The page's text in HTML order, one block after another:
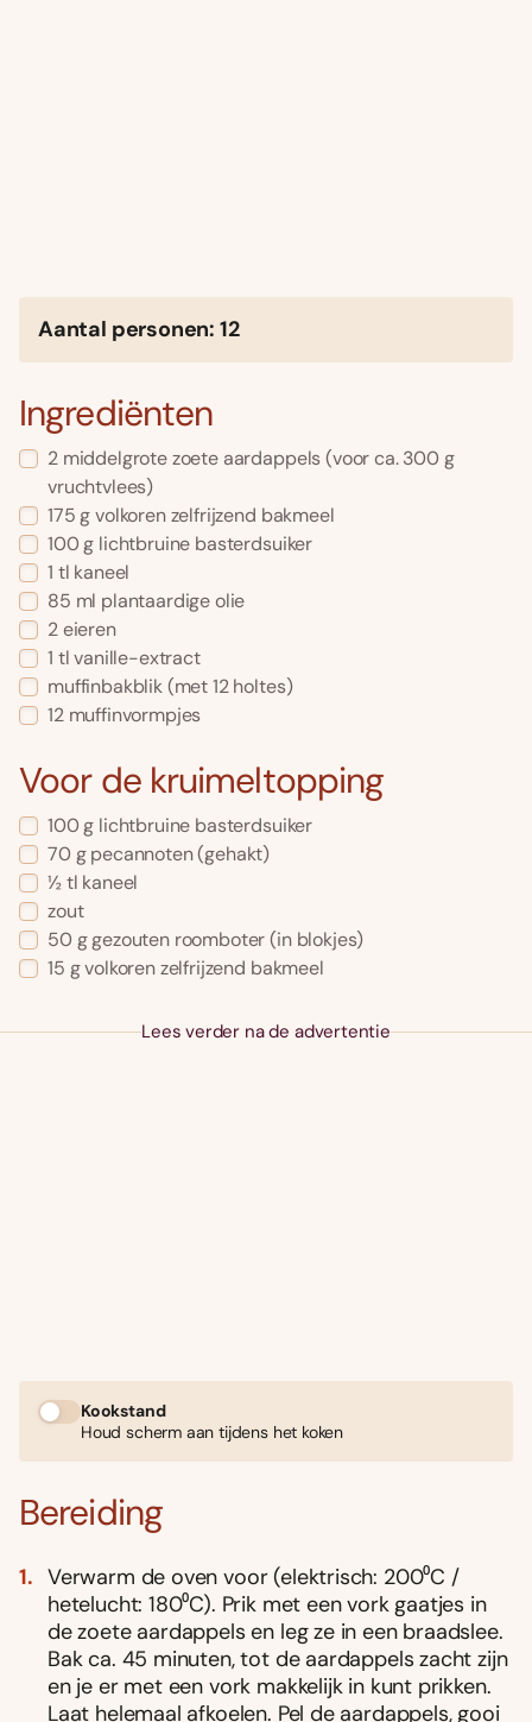
Aantal personen: 12
Ingrediënten
2 middelgrote zoete aardappels (voor ca. 300 g
vruchtvlees)
175 g volkoren zelfrijzend bakmeel
100 g lichtbruine basterdsuiker
1 tl kaneel
85 ml plantaardige olie
2 eieren
1 tl vanille-extract
muffinbakblik (met 12 holtes)
12 muffinvormpjes
Voor de kruimeltopping
100 g lichtbruine basterdsuiker
70 g pecannoten (gehakt)
½ tl kaneel
zout
50 g gezouten roomboter (in blokjes)
15 g volkoren zelfrijzend bakmeel
Lees verder na de advertentie
Kookstand
Houd scherm aan tijdens het koken
Bereiding
Verwarm de oven voor (elektrisch: 200⁰C /
hetelucht: 180⁰C). Prik met een vork gaatjes in
de zoete aardappels en leg ze in een braadslee.
Bak ca. 45 minuten, tot de aardappels zacht zijn
en je er met een vork makkelijk in kunt prikken.
Laat helemaal afkoelen. Pel de aardappels, gooi